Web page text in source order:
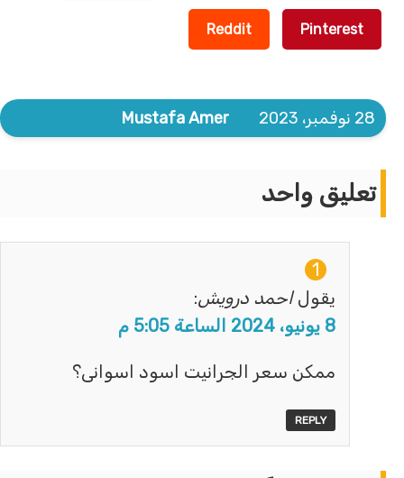
Pinterest
Reddit
28 نوفمبر، 2023 Mustafa Amer
تعليق واحد
يقول احمد درويش:
ممكن سعر الجرانيت اسود اسوانى؟
REPLY